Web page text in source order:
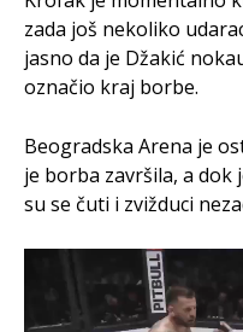
zada još nekoliko
jasno da je Džakić
označio kraj borbe.
Beogradska Arena je
je borba završila, a dok
su se čuti i zvižduci